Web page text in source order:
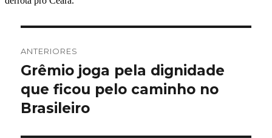
de
Post
ANTERIORES
Post
anterior:
Grêmio joga pela dignidade
que ficou pelo caminho no
Brasileiro